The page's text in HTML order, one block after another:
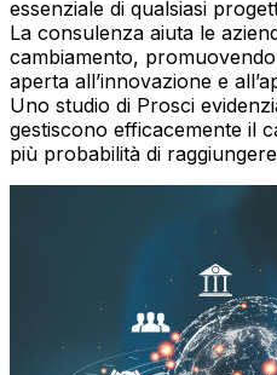
essenziale di qualsiasi
La consulenza aiuta le
cambiamento,
aperta all’innovazione e
Uno studio di Prosci
gestiscono efficacemente il
più probabilità di